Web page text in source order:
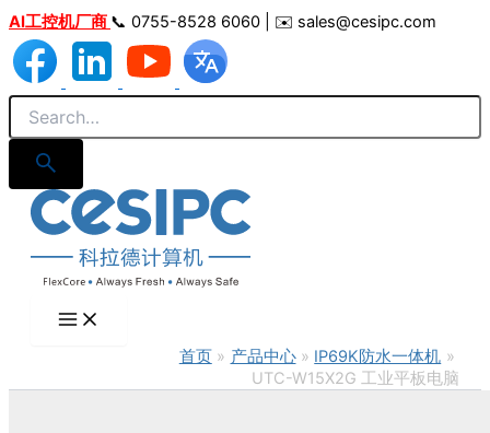
跳
至
内
容
AI工控机厂商 📞 0755-8528 6060 | ✉️ sales@cesipc.com
首页 产品中心
IP69K防水一体机
UTC-W15X2G 工业平板电脑